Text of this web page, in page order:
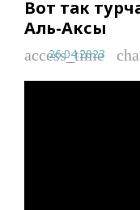
Вот так
Аль-Аксы
access_time
26.04.2023